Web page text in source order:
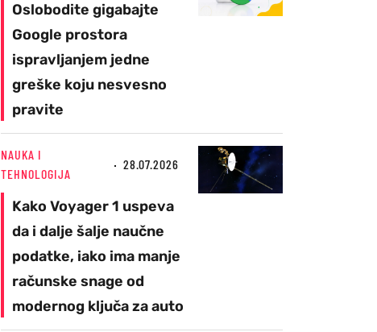
Oslobodite gigabajte
Google prostora
ispravljanjem jedne
greške koju nesvesno
pravite
NAUKA I
TEHNOLOGIJA
28.07.2026
Kako Voyager 1 uspeva
da i dalje šalje naučne
podatke, iako ima manje
računske snage od
modernog ključa za auto